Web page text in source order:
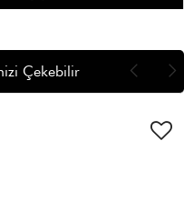
Çekebilir